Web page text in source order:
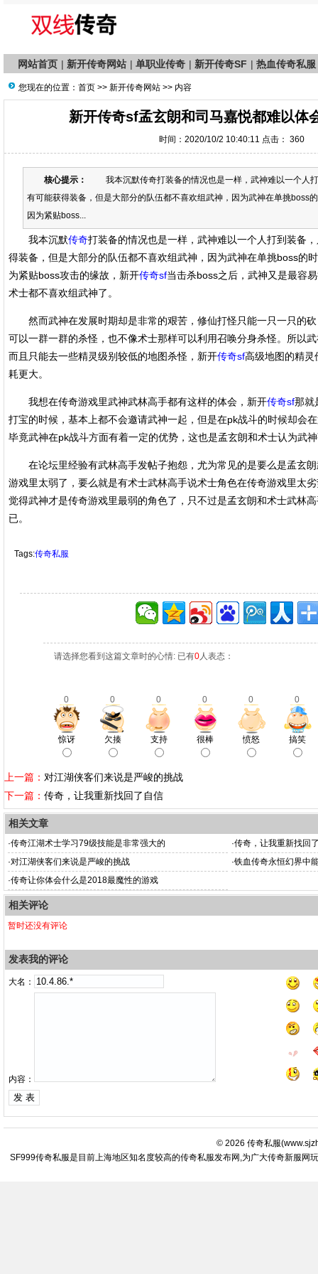
网站首页 | 新开传奇网站 | 单职业传奇 | 新开传奇SF | 热血传奇私服
您现在的位置： 首页 >> 新开传奇网站 >> 内容
新开传奇sf孟玄朗和司马嘉悦都难以体
时间：2020/10/2 10:40:11 点击： 360
核心提示：
我本沉默传奇打装备的情况也是一样，武神难以一个人
有可能获得装备，但是大部分的队伍都不喜欢组武神，因为武神在单挑boss
因为紧贴boss...
我本沉默传奇打装备的情况也是一样，武神难以一个人打到装备
得装备，但是大部分的队伍都不喜欢组武神，因为武神在单挑boss的
为紧贴boss攻击的缘故，新开传奇sf当击杀boss之后，武神又是最容
术士都不喜欢组武神了。
然而武神在发展时期却是非常的艰苦，修仙打怪只能一只一只的砍
可以一群一群的杀怪，也不像术士那样可以利用召唤分身杀怪。所以
而且只能去一些精灵级别较低的地图杀怪，新开传奇sf高级地图的精灵
耗更大。
我想在传奇游戏里武神武林高手都有这样的体会，新开传奇sf那就
打宝的时候，基本上都不会邀请武神一起，但是在pk战斗的时候却会
毕竟武神在pk战斗方面有着一定的优势，这也是孟玄朗和术士认为武
在论坛里经验有武林高手发帖子抱怨，尤为常见的是要么是孟玄朗
游戏里太弱了，要么就是有术士武林高手说术士角色在传奇游戏里太
觉得武神才是传奇游戏里最弱的角色了，只不过是孟玄朗和术士武林
已。
Tags:传奇私服
请选择您看到这篇文章时的心情: 已有0人表态：
0 0 0 0 0 0
惊讶 欠揍 支持 很棒 愤怒 搞笑
上一篇： 对江湖侠客们来说是严峻的挑战
下一篇： 传奇，让我重新找回了自信
相关文章
·传奇江湖术士学习79级技能是非常强大的 ·传奇，让我重新找回
·对江湖侠客们来说是严峻的挑战 ·铁血传奇永恒幻界中
·传奇让你体会什么是2018最魔性的游戏
相关评论
暂时还没有评论
发表我的评论
大名：
内容：
© 2026 传奇私服(
SF999传奇私服是目前上海地区知名度较高的传奇私服发布网,为广大传奇新服